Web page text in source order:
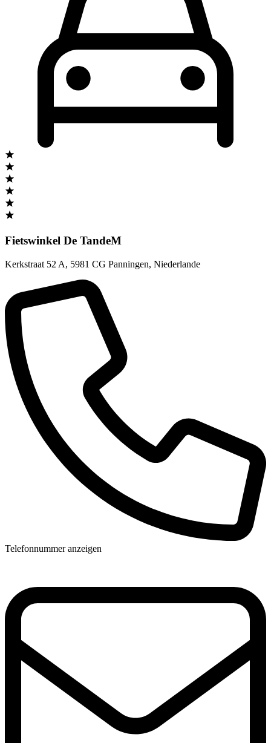
Fietswinkel De TandeM
Kerkstraat 52 A, 5981 CG Panningen, Niederlande
Telefonnummer anzeigen